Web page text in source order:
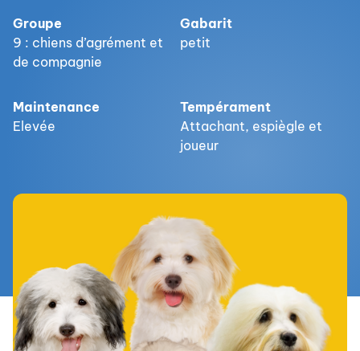
Groupe
9 : chiens d’agrément et
de compagnie
Gabarit
petit
Maintenance
Elevée
Tempérament
Attachant, espiègle et
joueur